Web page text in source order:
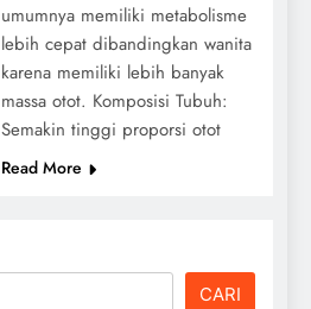
umumnya memiliki metabolisme
lebih cepat dibandingkan wanita
karena memiliki lebih banyak
massa otot. Komposisi Tubuh:
Semakin tinggi proporsi otot
Read More
CARI